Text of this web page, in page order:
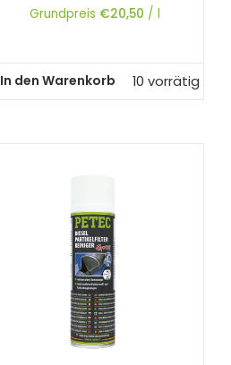
Grundpreis €20,50 / l
In den Warenkorb 10 vorrätig